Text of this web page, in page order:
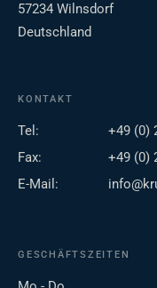
57234 Wilnsdorf
Deutschland
KONTAKT
Tel:
+49 (0)
Fax:
+49 (0)
E-Mail:
GESCHÄFTSZEITEN